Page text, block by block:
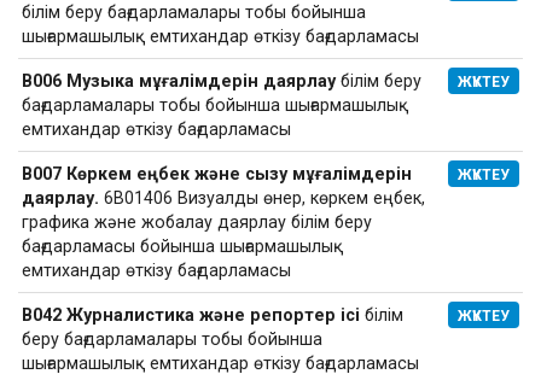
білім беру бағдарламалары тобы бойынша
шығармашылық емтихандар өткізу бағдарламасы
В006 Музыка мұғалімдерін даярлаубілім беру
бағдарламалары тобы бойынша шығармашылық
емтихандар өткізу бағдарламасы
ЖҮКТЕУ
В007 Көркем еңбек және сызу мұғалімдерін
даярлау. 6B01406 Визуалды өнер, көркем еңбек,
графика және жобалау даярлау білім беру
бағдарламасы бойынша шығармашылық
емтихандар өткізу бағдарламасы
ЖҮКТЕУ
В042 Журналистика және репортер ісі білім
беру бағдарламалары тобы бойынша
шығармашылық емтихандар өткізу бағдарламасы
ЖҮКТЕУ